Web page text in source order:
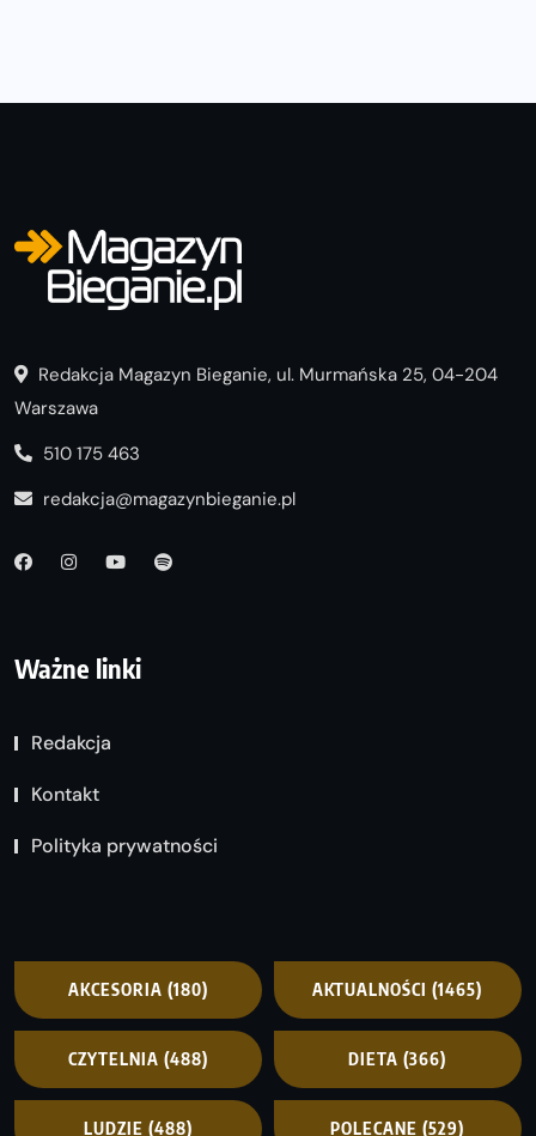
Redakcja Magazyn Bieganie, ul. Murmańska 25, 04-204
Warszawa
510 175 463
redakcja@magazynbieganie.pl
Ważne linki
Redakcja
Kontakt
Polityka prywatności
AKCESORIA (180) AKTUALNOŚCI (1465)
CZYTELNIA (488) DIETA (366)
LUDZIE (488) POLECANE (529)